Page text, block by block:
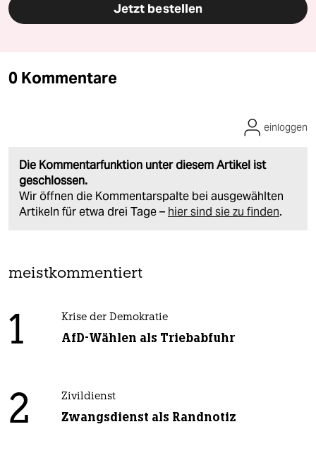
Jetzt bestellen
0 Kommentare
Die Kommentarfunktion unter diesem Artikel ist
geschlossen.
Wir öffnen die Kommentarspalte bei ausgewählten
Artikeln für etwa drei Tage – hier sind sie zu finden.
einloggen
meistkommentiert
1 Krise der Demokratie
AfD-Wählen als Triebabfuhr
2 Zivildienst
Zwangsdienst als Randnotiz